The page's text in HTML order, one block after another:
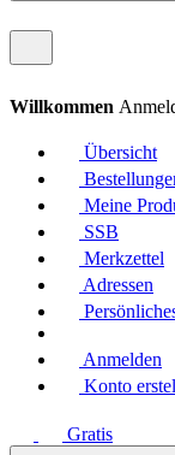
Willkommen
Übersicht
Meine
SSB
Merkzettel
Adressen
Anmelden
Konto
Gratis